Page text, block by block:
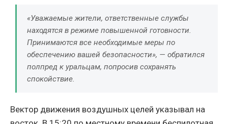
«Уважаемые жители, ответственные службы
находятся в режиме повышенной готовности.
Принимаются все необходимые меры по
обеспечению вашей безопасности», — обратился
полпред к уральцам, попросив сохранять
спокойствие.
Вектор движения воздушных целей указывал на